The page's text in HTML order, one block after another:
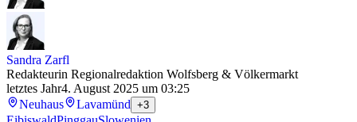
Sandra Zarfl
Redakteurin Regionalredaktion Wolfsberg & Völkermarkt
letztes Jahr4. August 2025 um 03:25
Neuhaus
Lavamünd +3